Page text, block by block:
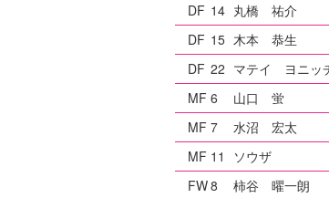
DF 14 丸橋 祐介
DF 15 木本 恭生
DF 22 マテイ ヨニッ
MF 6
山口 蛍
MF 7
水沼 宏太
MF 11
ソウザ
FW8
柿谷 曜一朗